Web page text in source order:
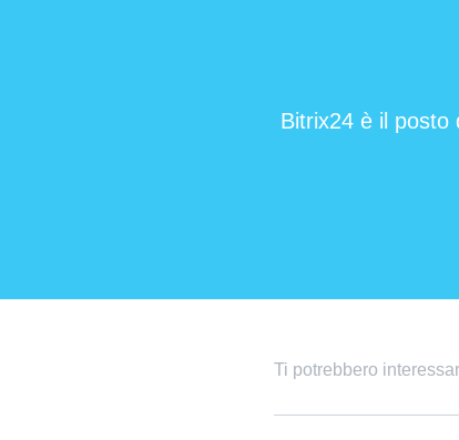
Bitrix24 è il posto
Ti potrebbero